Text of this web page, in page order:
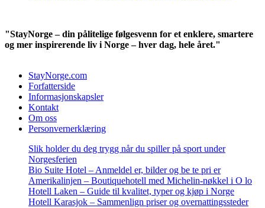
"StayNorge – din pålitelige følgesvenn for et enklere, smartere
og mer inspirerende liv i Norge – hver dag, hele året."
StayNorge.com
Forfatterside
Informasjonskapsler
Kontakt
Om oss
Personvernerklæring
Slik holder du deg trygg når du spiller på sport under
Norgesferien
Bio Suite Hotel – Anmeldel er, bilder og be te pri er
Amerikalinjen – Boutiquehotell med Michelin-nøkkel i O lo
Hotell Laken – Guide til kvalitet, typer og kjøp i Norge
Hotell Karasjok – Sammenlign priser og overnattingssteder